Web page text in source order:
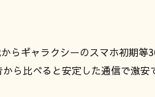
らギャラクシーのスマホ初期等
ら比べると安定した通信で激安